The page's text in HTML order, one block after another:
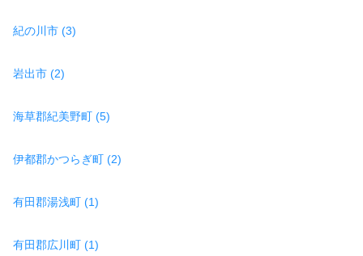
紀の川市 (3)
岩出市 (2)
海草郡紀美野町 (5)
伊都郡かつらぎ町 (2)
有田郡湯浅町 (1)
有田郡広川町 (1)